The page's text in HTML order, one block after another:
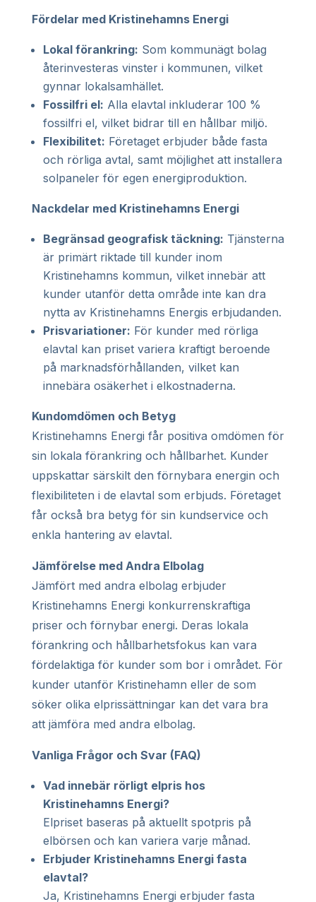
Fördelar med Kristinehamns Energi
Lokal förankring: Som kommunägt bolag
återinvesteras vinster i kommunen, vilket
gynnar lokalsamhället.
Fossilfri el: Alla elavtal inkluderar 100 %
fossilfri el, vilket bidrar till en hållbar miljö.
Flexibilitet: Företaget erbjuder både fasta
och rörliga avtal, samt möjlighet att installera
solpaneler för egen energiproduktion.
Nackdelar med Kristinehamns Energi
Begränsad geografisk täckning: Tjänsterna
är primärt riktade till kunder inom
Kristinehamns kommun, vilket innebär att
kunder utanför detta område inte kan dra
nytta av Kristinehamns Energis erbjudanden.
Prisvariationer: För kunder med rörliga
elavtal kan priset variera kraftigt beroende
på marknadsförhållanden, vilket kan
innebära osäkerhet i elkostnaderna.
Kundomdömen och Betyg
Kristinehamns Energi får positiva omdömen för
sin lokala förankring och hållbarhet. Kunder
uppskattar särskilt den förnybara energin och
flexibiliteten i de elavtal som erbjuds. Företaget
får också bra betyg för sin kundservice och
enkla hantering av elavtal.
Jämförelse med Andra Elbolag
Jämfört med andra elbolag erbjuder
Kristinehamns Energi konkurrenskraftiga
priser och förnybar energi. Deras lokala
förankring och hållbarhetsfokus kan vara
fördelaktiga för kunder som bor i området. För
kunder utanför Kristinehamn eller de som
söker olika elprissättningar kan det vara bra
att jämföra med andra elbolag.
Vanliga Frågor och Svar (FAQ)
Vad innebär rörligt elpris hos
Kristinehamns Energi?
Elpriset baseras på aktuellt spotpris på
elbörsen och kan variera varje månad.
Erbjuder Kristinehamns Energi fasta
elavtal?
Ja, Kristinehamns Energi erbjuder fasta